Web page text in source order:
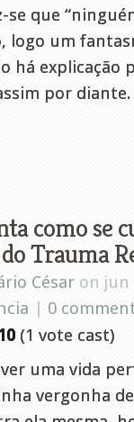
se que
logo um
há explicação
por
como se
Trauma
César on jun
| 0
(1 vote cast)
uma vida
vergonha